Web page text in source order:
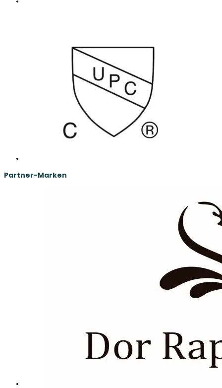
Partner-Marken